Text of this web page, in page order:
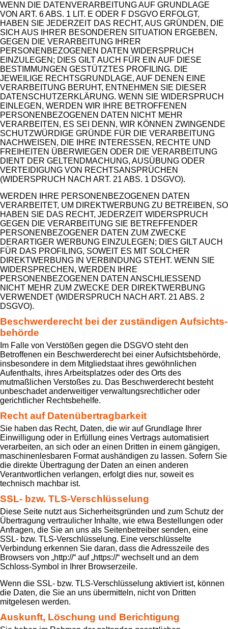
WENN DIE DATENVERARBEITUNG AUF GRUNDLAGE
VON ART. 6 ABS. 1 LIT. E ODER F DSGVO ERFOLGT,
HABEN SIE JEDERZEIT DAS RECHT, AUS GRÜNDEN, DIE
SICH AUS IHRER BESONDEREN SITUATION ERGEBEN,
GEGEN DIE VERARBEITUNG IHRER
PERSONENBEZOGENEN DATEN WIDERSPRUCH
EINZULEGEN; DIES GILT AUCH FÜR EIN AUF DIESE
BESTIMMUNGEN GESTÜTZTES PROFILING. DIE
JEWEILIGE RECHTSGRUNDLAGE, AUF DENEN EINE
VERARBEITUNG BERUHT, ENTNEHMEN SIE DIESER
DATENSCHUTZERKLÄRUNG. WENN SIE WIDERSPRUCH
EINLEGEN, WERDEN WIR IHRE BETROFFENEN
PERSONENBEZOGENEN DATEN NICHT MEHR
VERARBEITEN, ES SEI DENN, WIR KÖNNEN ZWINGENDE
SCHUTZWÜRDIGE GRÜNDE FÜR DIE VERARBEITUNG
NACHWEISEN, DIE IHRE INTERESSEN, RECHTE UND
FREIHEITEN ÜBERWIEGEN ODER DIE VERARBEITUNG
DIENT DER GELTENDMACHUNG, AUSÜBUNG ODER
VERTEIDIGUNG VON RECHTSANSPRÜCHEN
(WIDERSPRUCH NACH ART. 21 ABS. 1 DSGVO).
WERDEN IHRE PERSONENBEZOGENEN DATEN
VERARBEITET, UM DIREKTWERBUNG ZU BETREIBEN, SO
HABEN SIE DAS RECHT, JEDERZEIT WIDERSPRUCH
GEGEN DIE VERARBEITUNG SIE BETREFFENDER
PERSONENBEZOGENER DATEN ZUM ZWECKE
DERARTIGER WERBUNG EINZULEGEN; DIES GILT AUCH
FÜR DAS PROFILING, SOWEIT ES MIT SOLCHER
DIREKTWERBUNG IN VERBINDUNG STEHT. WENN SIE
WIDERSPRECHEN, WERDEN IHRE
PERSONENBEZOGENEN DATEN ANSCHLIESSEND
NICHT MEHR ZUM ZWECKE DER DIREKTWERBUNG
VERWENDET (WIDERSPRUCH NACH ART. 21 ABS. 2
DSGVO).
Beschwerde­recht bei der zuständigen Aufsichts­
behörde
Im Falle von Verstößen gegen die DSGVO steht den
Betroffenen ein Beschwerderecht bei einer Aufsichtsbehörde,
insbesondere in dem Mitgliedstaat ihres gewöhnlichen
Aufenthalts, ihres Arbeitsplatzes oder des Orts des
mutmaßlichen Verstoßes zu. Das Beschwerderecht besteht
unbeschadet anderweitiger verwaltungsrechtlicher oder
gerichtlicher Rechtsbehelfe.
Recht auf Daten­übertrag­barkeit
Sie haben das Recht, Daten, die wir auf Grundlage Ihrer
Einwilligung oder in Erfüllung eines Vertrags automatisiert
verarbeiten, an sich oder an einen Dritten in einem gängigen,
maschinenlesbaren Format aushändigen zu lassen. Sofern Sie
die direkte Übertragung der Daten an einen anderen
Verantwortlichen verlangen, erfolgt dies nur, soweit es
technisch machbar ist.
SSL- bzw. TLS-Verschlüsselung
Diese Seite nutzt aus Sicherheitsgründen und zum Schutz der
Übertragung vertraulicher Inhalte, wie etwa Bestellungen oder
Anfragen, die Sie an uns als Seitenbetreiber senden, eine
SSL- bzw. TLS-Verschlüsselung. Eine verschlüsselte
Verbindung erkennen Sie daran, dass die Adresszeile des
Browsers von „http://“ auf „https://“ wechselt und an dem
Schloss-Symbol in Ihrer Browserzeile.
Wenn die SSL- bzw. TLS-Verschlüsselung aktiviert ist, können
die Daten, die Sie an uns übermitteln, nicht von Dritten
mitgelesen werden.
Auskunft, Löschung und Berichtigung